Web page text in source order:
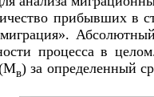
прибывших в
процесса в
в) за определенный